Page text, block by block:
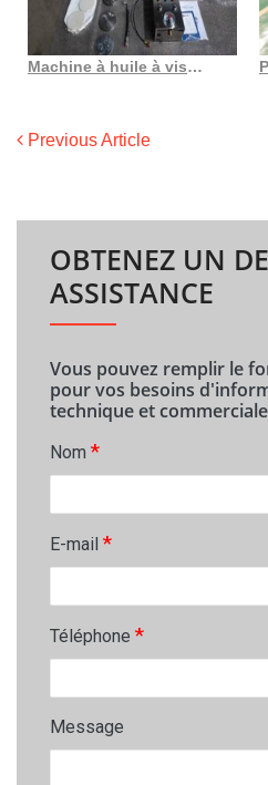
Machine à huile à vis automatique de type dl zyj05c, production d’acier inoxydable
Previous Article
OBTENEZ UN
ASSISTANCE
Vous pouvez remplir le
pour vos besoins
technique et
Nom *
E-mail *
Téléphone *
Message